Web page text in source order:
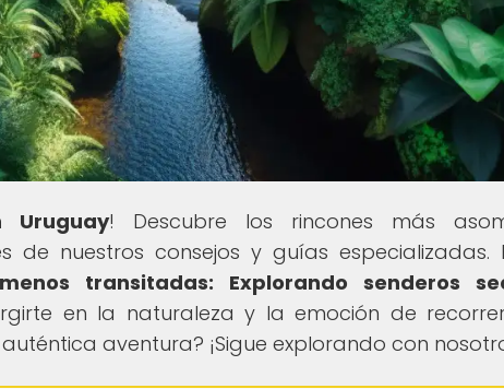
Uruguay! Descubre los rincones más
nuestros consejos y guías especializadas.
transitadas: Explorando senderos
en la naturaleza y la emoción de
aventura? ¡Sigue explorando con